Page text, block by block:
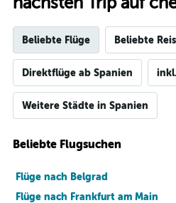
Beliebte Flüge Beliebte
Direktflüge ab Spanien
Weitere Städte in Spanien
Beliebte Flugsuchen
Flüge nach Belgrad
Flüge nach Frankfurt am Main